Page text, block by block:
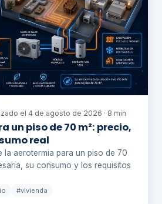
el 4 de agosto de 2026 · 8 min
un piso de 70 m²: precio,
real
la aerotermia para un piso de 70
su consumo y los requisitos
#vivienda